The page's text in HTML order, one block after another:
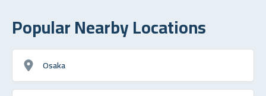
Popular Nearby Locations
Osaka